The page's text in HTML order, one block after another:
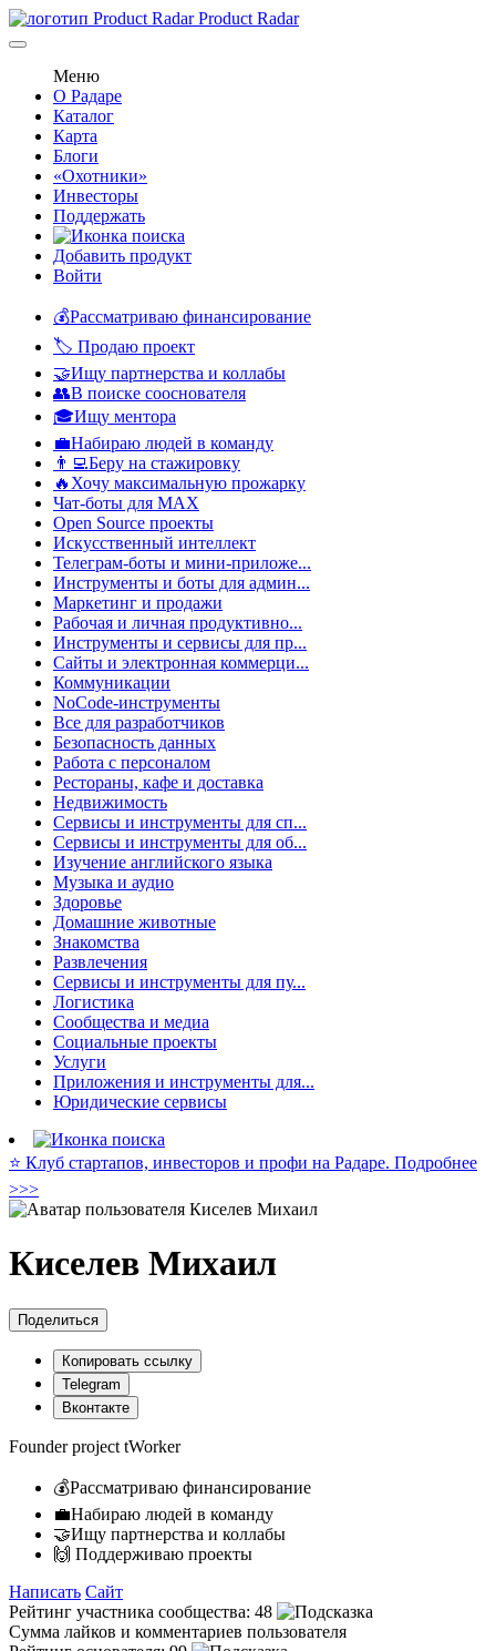
Product Radar
Меню
О Радаре
Каталог
Карта
Блоги
«Охотники»
Инвесторы
Поддержать
Добавить продукт
Войти
💰Рассматриваю финансирование
🏷️ Продаю проект
🤝Ищу партнерства и коллабы
👥В поиске сооснователя
🎓Ищу ментора
💼Набираю людей в команду
👨‍💻Беру на стажировку
🔥Хочу максимальную прожарку
Чат-боты для MAX
Open Source проекты
Искусственный интеллект
Телеграм-боты и мини-приложе...
Инструменты и боты для админ...
Маркетинг и продажи
Рабочая и личная продуктивно...
Инструменты и сервисы для пр...
Сайты и электронная коммерци...
Коммуникации
NoCode-инструменты
Все для разработчиков
Безопасность данных
Работа с персоналом
Рестораны, кафе и доставка
Недвижимость
Сервисы и инструменты для сп...
Сервисы и инструменты для об...
Изучение английского языка
Музыка и аудио
Здоровье
Домашние животные
Знакомства
Развлечения
Сервисы и инструменты для пу...
Логистика
Сообщества и медиа
Социальные проекты
Услуги
Приложения и инструменты для...
Юридические сервисы
⭐️ Клуб стартапов, инвесторов и профи на Радаре. Подробнее
>>>
Киселев Михаил
Поделиться
Копировать ссылку
Telegram
Вконтакте
Founder project tWorker
💰Рассматриваю финансирование
💼Набираю людей в команду
🤝Ищу партнерства и коллабы
🙌 Поддерживаю проекты
Написать Сайт
Рейтинг участника сообщества: 48
Сумма лайков и комментариев пользователя